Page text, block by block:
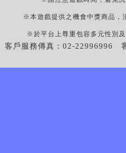
※本遊戲提供之機會中獎商品，
※於平台上尊重包容多元性別
客戶服務傳真：02-22996996